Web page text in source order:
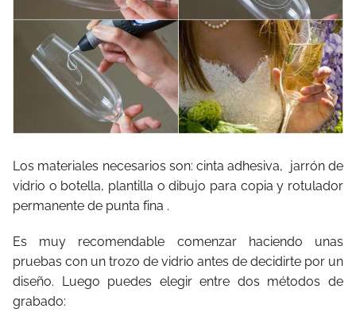
Los materiales necesarios son: cinta adhesiva, jarrón de
vidrio o botella, plantilla o dibujo para copia y rotulador
permanente de punta fina .
Es muy recomendable comenzar haciendo unas
pruebas con un trozo de vidrio antes de decidirte por un
diseño. Luego puedes elegir entre dos métodos de
grabado: